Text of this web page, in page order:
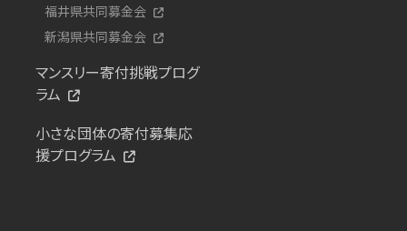
福井県共同募金会
新潟県共同募金会
マンスリー寄付挑戦プログ
ラム
小さな団体の寄付募集応
援プログラム